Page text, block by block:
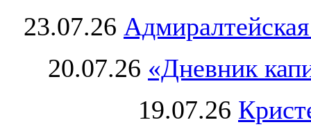
23.07.26
20.07.26 «Дневник
19.07.26